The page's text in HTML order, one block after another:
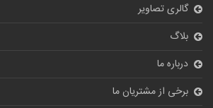
گالری تصاویر
بلاگ
درباره ما
برخی از مشتریان ما